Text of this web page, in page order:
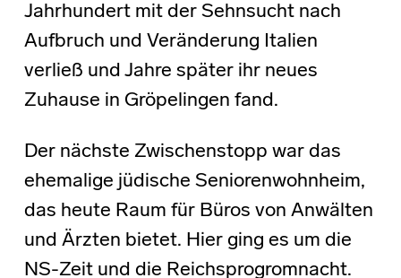
Jahrhundert mit der Sehnsucht nach
Aufbruch und Veränderung Italien
verließ und Jahre später ihr neues
Zuhause in Gröpelingen fand.
Der nächste Zwischenstopp war das
ehemalige jüdische Seniorenwohnheim,
das heute Raum für Büros von Anwälten
und Ärzten bietet. Hier ging es um die
NS-Zeit und die Reichsprogromnacht.